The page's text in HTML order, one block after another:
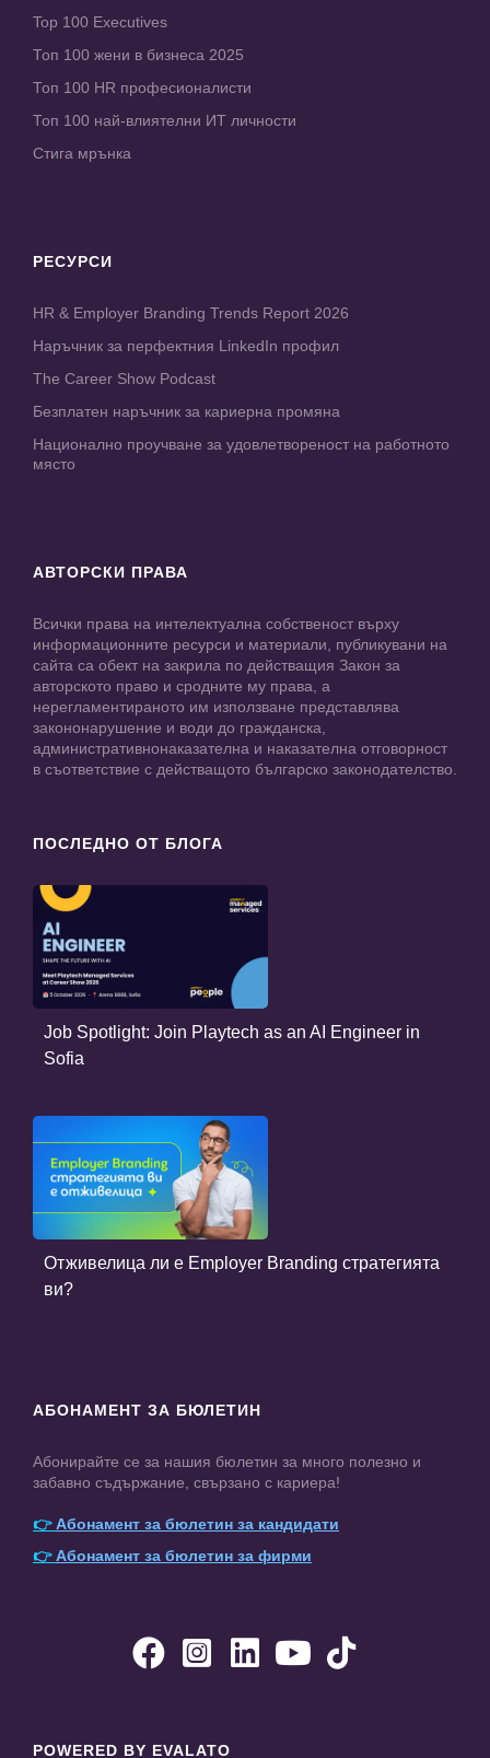
Top 100 Executives
Топ 100 жени в бизнеса 2025
Топ 100 HR професионалисти
Топ 100 най-влиятелни ИТ личности
Стига мрънка
РЕСУРСИ
HR & Employer Branding Trends Report 2026
Наръчник за перфектния LinkedIn профил
The Career Show Podcast
Безплатен наръчник за кариерна промяна
Национално проучване за удовлетвореност на работното
място
АВТОРСКИ ПРАВА
Всички права на интелектуална собственост върху
информационните ресурси и материали, публикувани на
сайта са обект на закрила по действащия Закон за
авторското право и сродните му права, а
нерегламентираното им използване представлява
закононарушение и води до гражданска,
административнонаказателна и наказателна отговорност
в съответствие с действащото българско законодателство.
ПОСЛЕДНО ОТ БЛОГА
Job Spotlight: Join Playtech as an AI Engineer in
Sofia
Отживелица ли е Employer Branding стратегията
ви?
АБОНАМЕНТ ЗА БЮЛЕТИН
Абонирайте се за нашия бюлетин за много полезно и
забавно съдържание, свързано с кариера!
👉Абонамент за бюлетин за кандидати
👉Абонамент за бюлетин за фирми
    
POWERED BY EVALATO